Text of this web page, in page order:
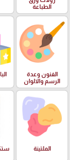
الطباعة
الفنون وعدة
الرسم والالوان
الملتينة